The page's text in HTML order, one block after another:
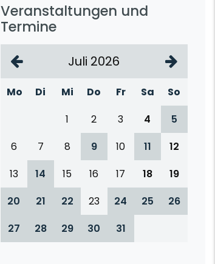
Veranstaltungen und
Termine
Juli 2026
Mo Di Mi Do Fr Sa
So
1
2 3 4
5
6
7 8 9 10 11
12
13
14 15 16 17 18
19
20
21 22 23 24 25
26
27
28 29 30 31